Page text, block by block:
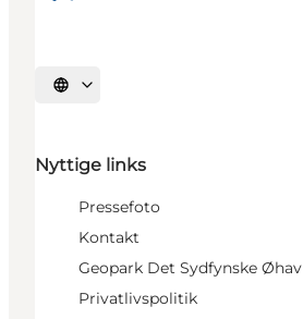
Vælg sprog
Nyttige links
Pressefoto
Kontakt
Geopark Det Sydfynske Øhav
Privatlivspolitik